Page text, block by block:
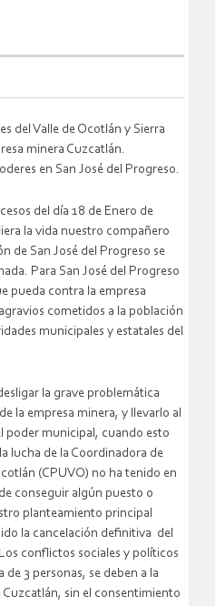
del Valle de Ocotlán y Sierra
minera Cuzcatlán.
en San José del Progreso.
del día 18 de Enero de
la vida nuestro compañero
de San José del Progreso se
Para San José del Progreso
pueda contra la empresa
cometidos a la población
municipales y estatales del
la grave problemática
la empresa minera, y llevarlo al
poder municipal, cuando esto
lucha de la Coordinadora de
(CPUVO) no ha tenido en
conseguir algún puesto o
planteamiento principal
la cancelación definitiva del
conflictos sociales y políticos
3 personas, se deben a la
sin el consentimiento